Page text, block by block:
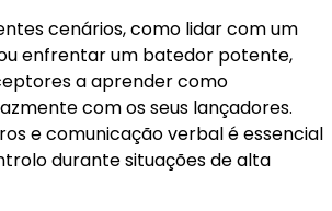
cenários, como lidar com um
enfrentar um batedor potente,
a aprender como
com os seus lançadores.
e comunicação verbal é essencial
durante situações de alta